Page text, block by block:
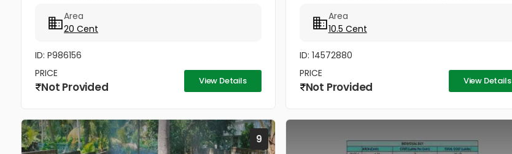
zone! Property...
Area
20 Cent
ID: P986156
PRICE
Not Provided View Details
വില്ക്കുന്നതാണ്. കിൻഫ്ര മിനി ഇൻഡസ്ട്രിയൽ...
Area
10.5 Cent
ID: 14572880
PRICE
Not Provided View Details
9